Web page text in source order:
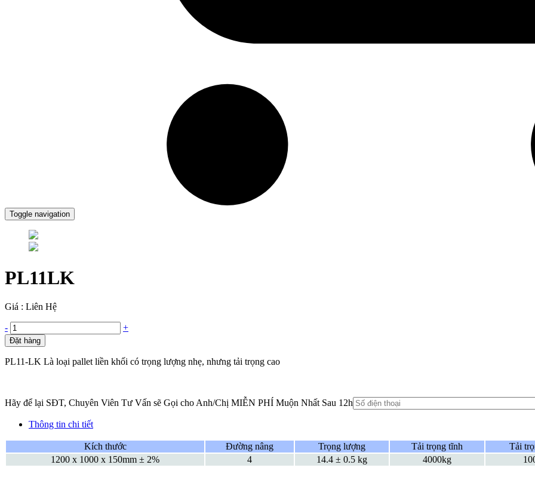
Toggle navigation
PL11LK
Giá : Liên Hệ
- +
Đặt hàng
PL11-LK Là loại pallet liền khối có trọng lượng nhẹ, nhưng tải trọng cao
Hãy để lại SĐT, Chuyên Viên Tư Vấn sẽ Gọi cho Anh/Chị MIỄN PHÍ Muộn Nhất Sau 12h
Thông tin chi tiết
Kích thước Đường nâng Trọng lượng Tải trọng tĩnh Tải
1200 x 1000 x 150mm ± 2%
4 14.4 ± 0.5 kg 4000kg